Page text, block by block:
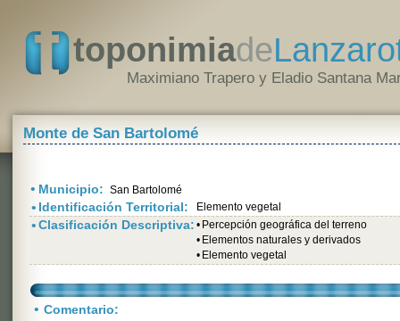
toponimiade
Maximiano Trapero y Eladio Santana
Monte de San Bartolomé
• Municipio: San Bartolomé
• Identificación Territorial: Elemento vegetal
•Clasificación Descriptiva: • Percepción geográfica del terreno
• Elementos naturales y derivados
• Elemento vegetal
• Comentario: